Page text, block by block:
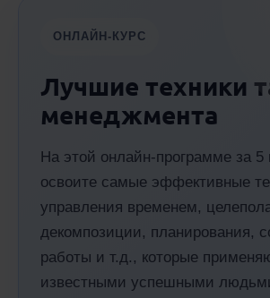
ОНЛАЙН-КУРС
Лучшие техники
менеджмента
На этой онлайн-программе за 5
освоите самые эффективные
управления временем,
декомпозиции, планирования,
работы и т.д., которые
известными успешными